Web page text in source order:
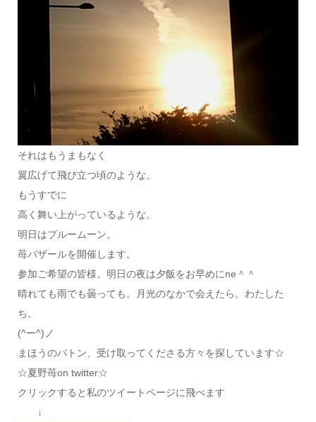
それはもうまもなく
翼広げて飛び立つ頃のような。
もうすでに
高く舞い上がっているような。
明日はブルームーン。
苺バザールを開催します。
参加ご希望の皆様。明日の夜は夕飯をお早めにne＾＾
晴れても雨でも曇っても。月光のなかで会えたら。わたした
ち。
(^ー^)ノ
まほうのバトン、受け取ってくださる方々を探しています☆
☆夏野苺on twitter☆
クリックすると私のツイートページに飛べます
↓